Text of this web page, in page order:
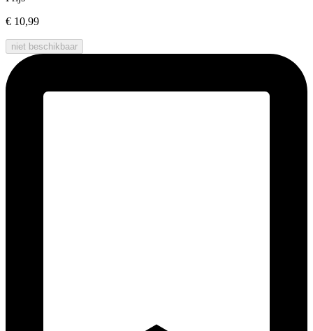
€ 10,99
niet beschikbaar